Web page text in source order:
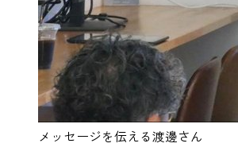
メッセージを伝える渡邊さん